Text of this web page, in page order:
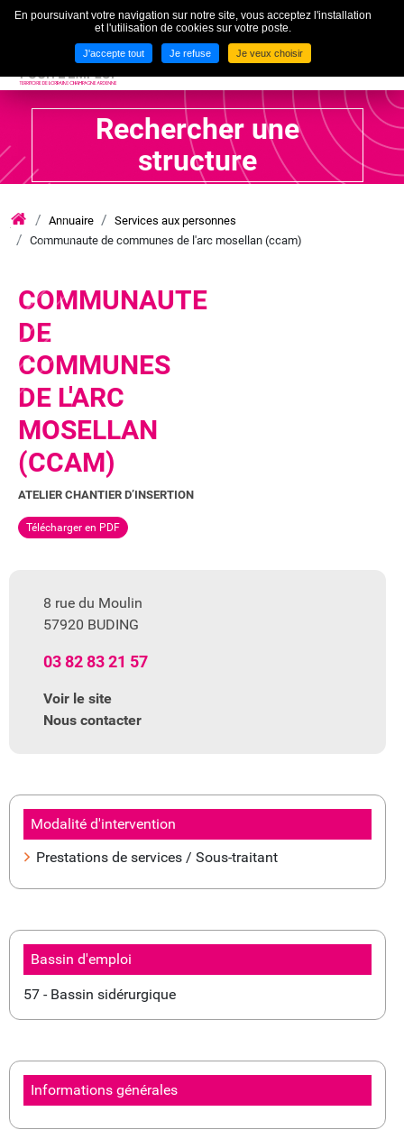
En poursuivant votre navigation sur notre site, vous acceptez l'installation
et l'utilisation de cookies sur votre poste.
J'accepte tout Je refuse Je veux choisir
Rechercher une
structure
iae
grand
Annuaire
Services aux personnes
Communaute de communes de l'arc mosellan (ccam)
COMMUNAUTE
DE
COMMUNES
DE L'ARC
MOSELLAN
(CCAM)
ATELIER CHANTIER D’INSERTION
Télécharger en PDF
8 rue du Moulin
57920 BUDING
03 82 83 21 57
Voir le site
Nous contacter
Modalité d'intervention
Prestations de services / Sous-traitant
Bassin d'emploi
57 - Bassin sidérurgique
Informations générales